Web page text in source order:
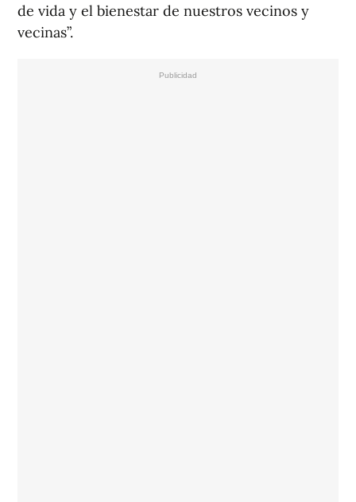
de vida y el bienestar de nuestros vecinos y
vecinas”.